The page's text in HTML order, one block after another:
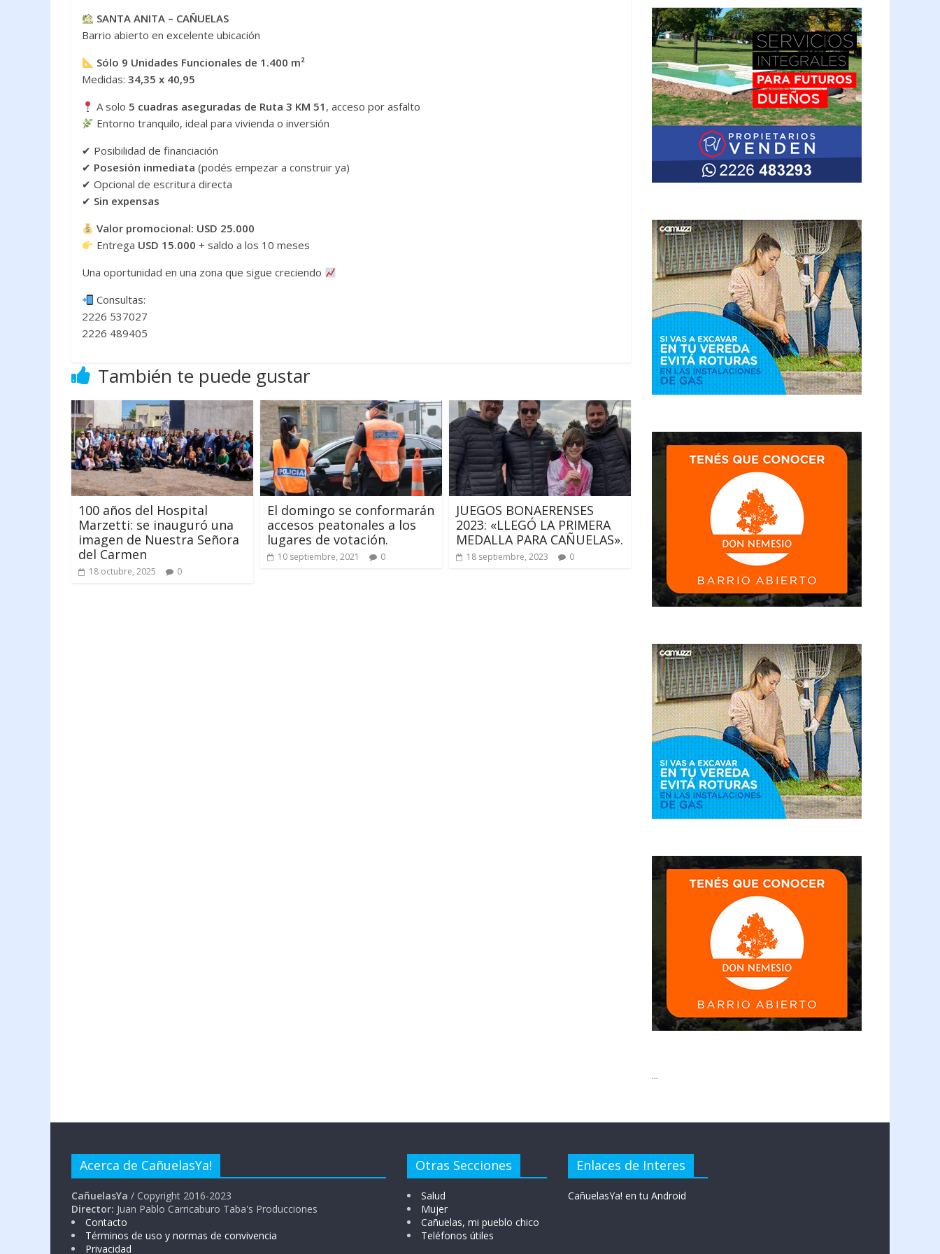
e
b
o
o
k
itt
er
at
s
A
p
SANTA ANITA – CAÑUELAS
Barrio abierto en excelente ubicación
Sólo 9 Unidades Funcionales de 1.400 m²
Medidas: 34,35 x 40,95
A solo 5 cuadras aseguradas de Ruta 3 KM 51 , acceso por asfalto
Entorno tranquilo, ideal para vivienda o inversión
✔ Posibilidad de financiación
✔ Posesión inmediata (podés empezar a construir ya)
✔ Opcional de escritura directa
✔ Sin expensas
Valor promocional: USD 25.000
Entrega USD 15.000 + saldo a los 10 meses
Una oportunidad en una zona que sigue creciendo
Consultas:
2226 537027
2226 489405
También te puede gustar
100 años del Hospital
Marzetti: se inauguró una
imagen de Nuestra Señora
del Carmen
18 octubre, 2025 0
El domingo se conformarán
accesos peatonales a los
lugares de votación.
10 septiembre, 2021 0
JUEGOS BONAERENSES
2023: «LLEGÓ LA PRIMERA
MEDALLA PARA CAÑUELAS».
18 septiembre, 2023 0
...
Acerca de CañuelasYa!
CañuelasYa / Copyright 2016-2023
Director: Juan Pablo Carricaburo Taba's Producciones
Contacto
Términos de uso y normas de convivencia
Privacidad
Otras Secciones
Salud
Mujer
Cañuelas, mi pueblo chico
Teléfonos útiles
Enlaces de Interes
CañuelasYa! en tu Android